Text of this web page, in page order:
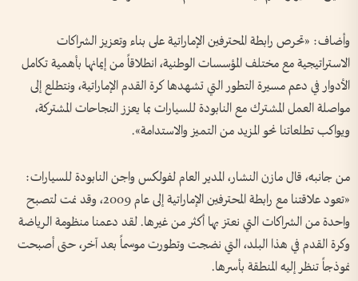
وأضاف: «تحرص رابطة المحترفين الإماراتية على بناء وتعزيز الشراكات
الاستراتيجية مع مختلف المؤسسات الوطنية، انطلاقاً من إيمانها بأهمية تكامل
الأدوار في دعم مسيرة التطور التي تشهدها كرة القدم الإماراتية، ونتطلع إلى
مواصلة العمل المشترك مع النابودة للسيارات بما يعزز النجاحات المشتركة،
ويواكب تطلعاتنا نحو المزيد من التميز والاستدامة».
من جانبه، قال مازن النشار، المدير العام لفولكس واجن النابودة للسيارات:
«تعود علاقتنا مع رابطة المحترفين الإماراتية إلى عام 2009، وقد نمت لتصبح
واحدة من الشراكات التي نعتز بها أكثر من غيرها. لقد دعمنا منظومة الرياضة
وكرة القدم في هذا البلد، التي نضجت وتطورت موسماً بعد آخر، حتى أصبحت
نموذجاً تنظر إليه المنطقة بأسرها.